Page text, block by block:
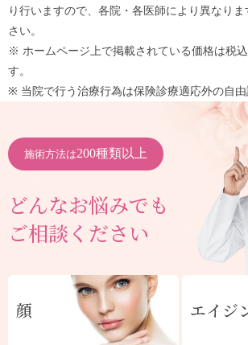
り行いますので、各院・各医師により異なり
さい。
※ ホームページ上で掲載されている価格は税
す。
※ 当院で行う治療行為は保険診療適応外の自由
施術方法は200種類以上
どんなお悩みでも
ご相談ください
顔 エイジ